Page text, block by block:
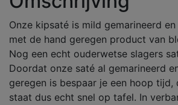
Onze kipsaté is mild gemarineerd
met de hand geregen product van
Nog een echt ouderwetse slagers
Doordat onze saté al gemarineerd
geregen is bespaar je een hoop
staat dus echt snel op tafel. In